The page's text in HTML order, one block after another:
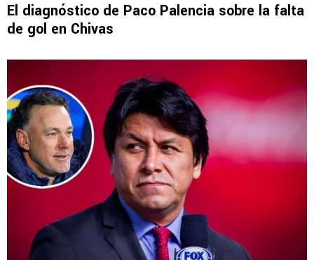
El diagnóstico de Paco Palencia sobre la falta
de gol en Chivas